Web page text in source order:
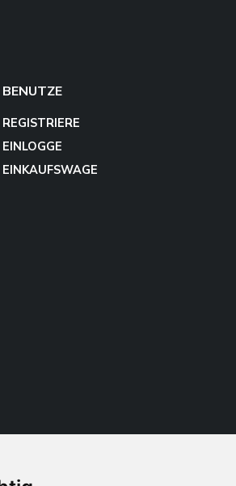
BENUTZE
REGISTRIERE
EINLOGGE
EINKAUFSWAGE